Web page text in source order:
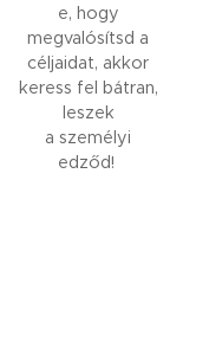
e, hogy
megvalósítsd a
céljaidat, akkor
keress fel bátran,
leszek
a személyi
edződ!